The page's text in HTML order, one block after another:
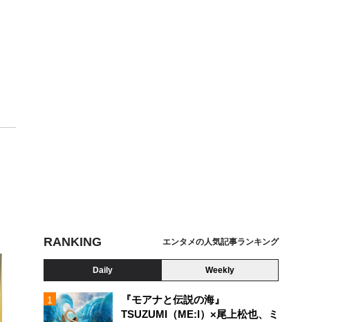
RANKING エンタメの人気記事ランキング
Daily Weekly
『モアナと伝説の海』
TSUZUMI（ME:I）×尾上松也、ミ